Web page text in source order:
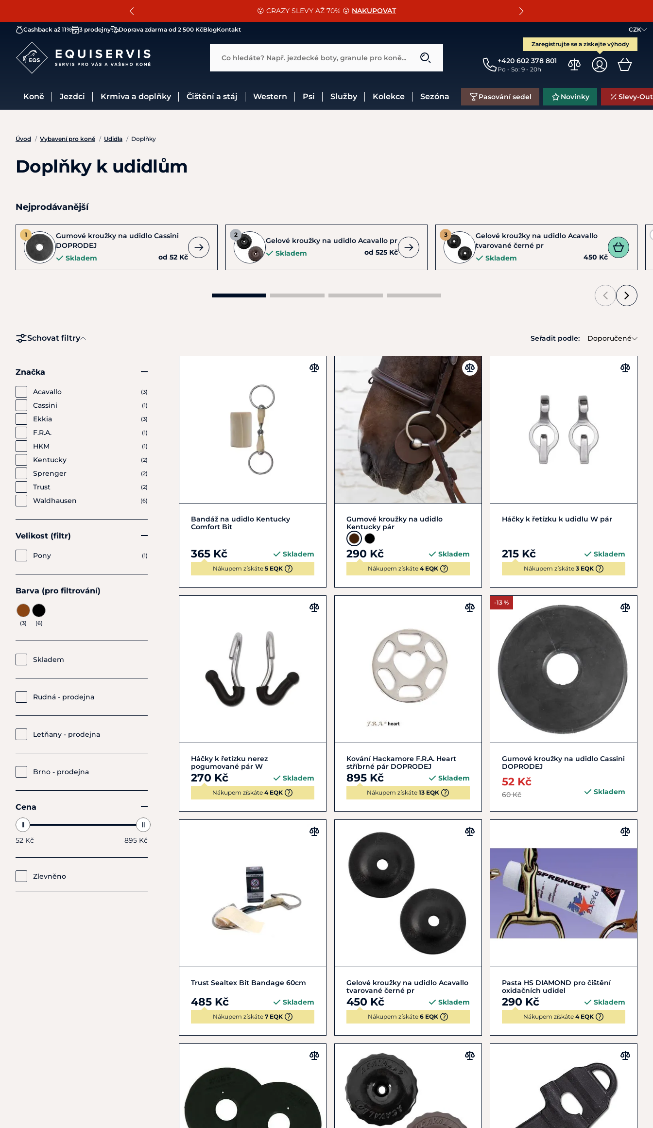
SLEVA 13% na vše od Cassini! CHCI SLEVU
😮 CRAZY SLEVY AŽ 70% 😮 NAKUPOVAT
📐Pasování a doplňky k vybraným sedlům ZDARMA 🐴
CZK
Zaregistrujte se a získejte výhody
+420 602 378 801
Po - So: 9 - 20h
Cashback až 11% 3 prodejny Doprava zdarma od 2 500 KčBlogKontakt
Co hledáte? Např. jezdecké boty, granule pro koně...
Koně Jezdci Krmiva a doplňky Čištění a stáj Western Psi Služby Kolekce Sezóna Pasování sedel Novinky Slevy-
Úvod / Vybavení pro koně / Udidla / Doplňky
Doplňky k udidlům
Nejprodávanější
Gumové kroužky na udidlo Cassini
DOPRODEJ
Skladem
od 52 Kč
Gelové kroužky na udidlo Acavallo pr
Skladem
od 525 Kč
Gelové kroužky na udidlo Acavallo
tvarované černé pr
Skladem
450 Kč
Schovat filtry Seřadit podle: Doporučené
Značka
Acavallo (3)
Cassini (1)
Ekkia (3)
F.R.A. (1)
HKM (1)
Kentucky (2)
Sprenger (2)
Trust (2)
Waldhausen (6)
Velikost (filtr)
Pony (1)
Barva (pro filtrování)
(3) (6)
Skladem
Rudná - prodejna
Letňany - prodejna
Brno - prodejna
Cena
52 Kč 895 Kč
Zlevněno
Zobrazit detail
Bandáž na udidlo Kentucky
Comfort Bit
365 Kč Skladem
Nákupem získáte 5 EQK
Zobrazit detail
Gumové kroužky na udidlo
Kentucky pár
290 Kč Skladem
Nákupem získáte4 EQK
Do košíku
Háčky k řetízku k udidlu W pár
215 Kč Skladem
Nákupem získáte 3 EQK
Do košíku
Háčky k řetízku nerez
pogumované pár W
270 Kč Skladem
Nákupem získáte4 EQK
Do košíku
Kování Hackamore F.R.A. Heart
stříbrné pár DOPRODEJ
895 Kč Skladem
Nákupem získáte13 EQK
-13 %
Zobrazit detail
Gumové kroužky na udidlo Cassini
DOPRODEJ
52 Kč
60 Kč Skladem
Do košíku
Trust Sealtex Bit Bandage 60cm
485 Kč Skladem
Nákupem získáte 7 EQK
Do košíku
Gelové kroužky na udidlo Acavallo
tvarované černé pr
450 Kč Skladem
Nákupem získáte6 EQK
Do košíku
Pasta HS DIAMOND pro čištění
oxidačních udidel
290 Kč Skladem
Nákupem získáte4 EQK